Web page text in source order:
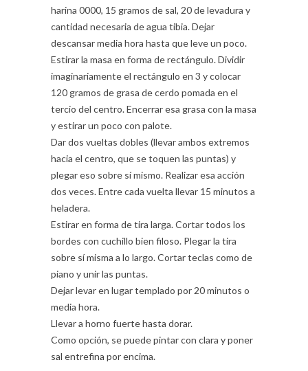
harina 0000, 15 gramos de sal, 20 de levadura y
cantidad necesaria de agua tibia. Dejar
descansar media hora hasta que leve un poco.
Estirar la masa en forma de rectángulo. Dividir
imaginariamente el rectángulo en 3 y colocar
120 gramos de grasa de cerdo pomada en el
tercio del centro. Encerrar esa grasa con la masa
y estirar un poco con palote.
Dar dos vueltas dobles (llevar ambos extremos
hacia el centro, que se toquen las puntas) y
plegar eso sobre sí mismo. Realizar esa acción
dos veces. Entre cada vuelta llevar 15 minutos a
heladera.
Estirar en forma de tira larga. Cortar todos los
bordes con cuchillo bien filoso. Plegar la tira
sobre sí misma a lo largo. Cortar teclas como de
piano y unir las puntas.
Dejar levar en lugar templado por 20 minutos o
media hora.
Llevar a horno fuerte hasta dorar.
Como opción, se puede pintar con clara y poner
sal entrefina por encima.